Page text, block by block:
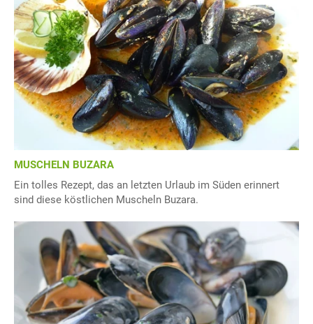
MUSCHELN BUZARA
Ein tolles Rezept, das an letzten Urlaub im Süden erinnert
sind diese köstlichen Muscheln Buzara.